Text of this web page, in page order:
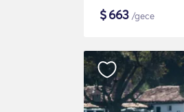
$663 /gece